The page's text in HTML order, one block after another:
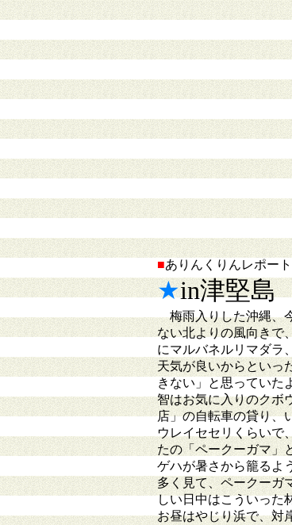
■ありんくりんレポート
★in津堅島
梅雨入りした沖縄、今
ない北よりの風向きで
にマルバネルリマダラ
天気が良いからといっ
きない」と思っていた
智はお気に入りのクボ
店」の自転車の貸り、
ウレイセセリくらいで
たの「ペークーガマ」
ゲハが暑さから籠るよ
多く見て、ペークーガ
しい日中はこういった
お昼はやじり浜で、対